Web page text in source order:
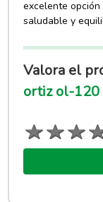
excelente
saludable y
Valora el
ortiz ol-120